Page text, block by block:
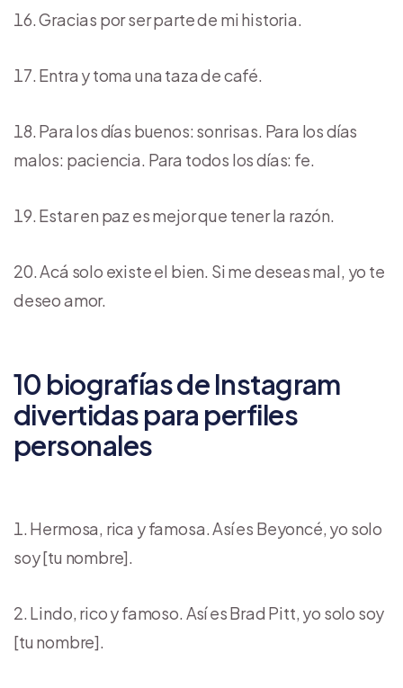
Gracias por ser parte de mi historia.
Entra y toma una taza de café.
Para los días buenos: sonrisas. Para los días
malos: paciencia. Para todos los días: fe.
Estar en paz es mejor que tener la razón.
Acá solo existe el bien. Si me deseas mal, yo te
deseo amor.
10 biografías de Instagram
divertidas para perfiles
personales
Hermosa, rica y famosa. Así es Beyoncé, yo solo
soy [tu nombre].
Lindo, rico y famoso. Así es Brad Pitt, yo solo soy
[tu nombre].